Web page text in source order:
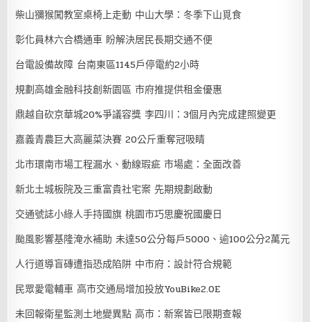
柴山獼猴闖教室桌椅上走動 中山大學：冬季下山覓食
彰化員林六合橋通車 盼解決居民長期交通不便
台電設備故障 台南東區1145戶停電約2小時
規劃高雄金融科技創新園區 市府推提供租金優惠
鼎越自砍京華城20%爭議容獎 李四川：3個月內完成建照變更
嘉義青農巨大高麗菜決賽 20公斤重奪冠吸睛
北市環南市場工程漏水、動線瑕疵 市場處：全面改善
新北土城板院及三重富貴社宅案 先期規劃啟動
交通號誌小綠人手持國旗 桃園市巧思慶祝國慶日
颱風影響基隆淹水補助 未達50公分每戶5000、逾100公分2萬元
人行道導盲磚遭指恐成陷阱 中市府：設計符合規範
民眾愛電輔車 高市交通局增加投放YouBike2.0E
未回報衛星監測土地變異點 高市：新案皆已限期查報